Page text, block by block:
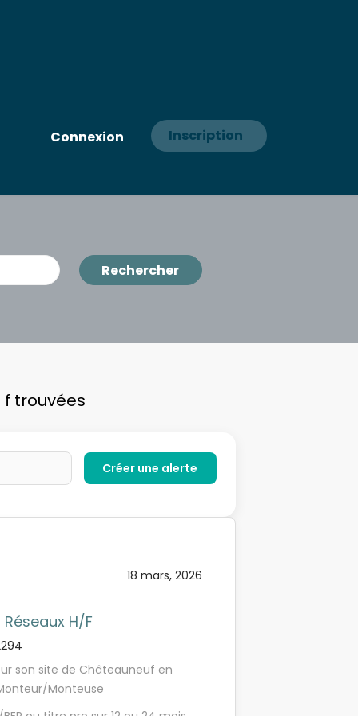
Connexion Inscription
Rechercher
Rechercher
trouvées
18 mars, 2026
H/F
son site de Châteauneuf en
Monteuse
une PME familiale et